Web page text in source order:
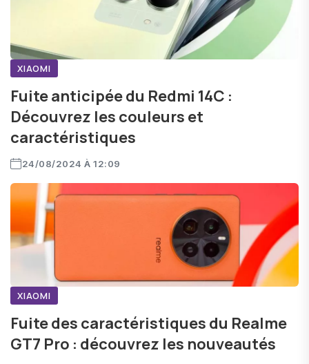
XIAOMI
Fuite anticipée du Redmi 14C :
Découvrez les couleurs et
caractéristiques
24/08/2024 À 12:09
XIAOMI
Fuite des caractéristiques du Realme
GT7 Pro : découvrez les nouveautés